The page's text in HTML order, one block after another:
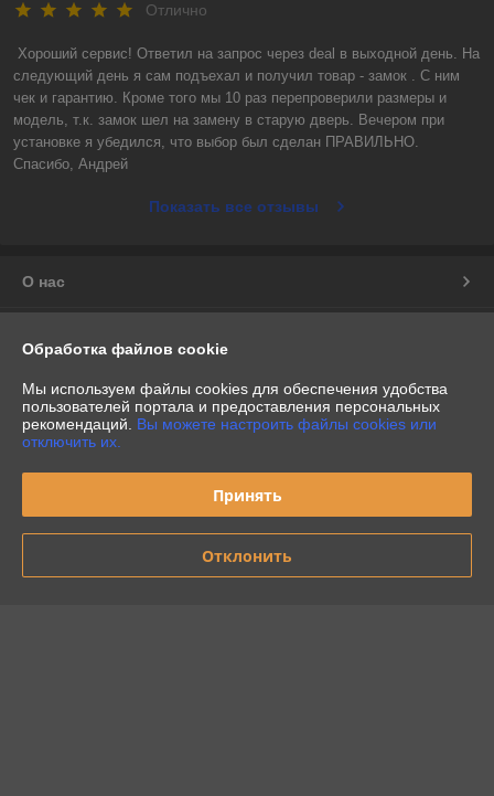
Отлично
Хороший сервис! Ответил на запрос через deal в выходной день. На
следующий день я сам подъехал и получил товар - замок . С ним
чек и гарантию. Кроме того мы 10 раз перепроверили размеры и
модель, т.к. замок шел на замену в старую дверь. Вечером при
установке я убедился, что выбор был сделан ПРАВИЛЬНО.
Спасибо, Андрей
Показать все отзывы
О нас
Доставка и оплата
График работы
Политика обработки cookies
Обработка файлов cookie
Мы используем файлы cookies для обеспечения удобства
пользователей портала и предоставления персональных
рекомендаций. Вы можете настроить файлы cookies или
отключить их.
Принять
Отклонить